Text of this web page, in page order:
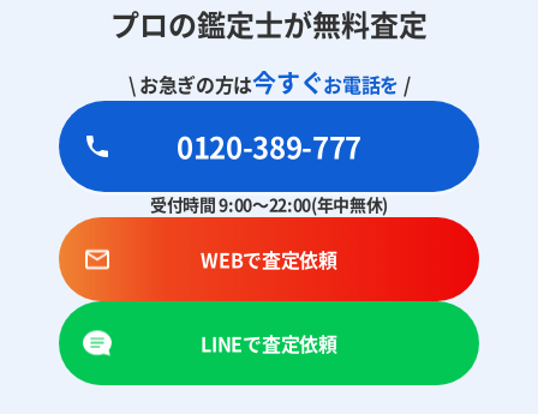
プロの鑑定士が無料査定
\ お急ぎの方は今すぐお電話を /
0120-389-777
受付時間 9:00～22:00(年中無休)
WEBで査定依頼
LINEで査定依頼